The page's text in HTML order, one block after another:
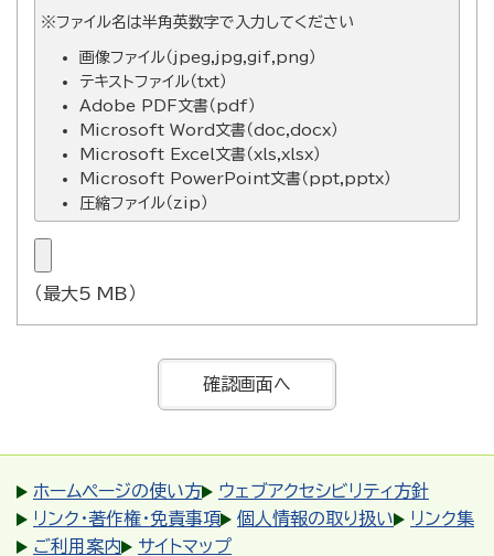
※ファイル名は半角英数字で入力してください
画像ファイル（jpeg,jpg,gif,png）
テキストファイル（txt）
Adobe PDF文書（pdf）
Microsoft Word文書（doc,docx）
Microsoft Excel文書（xls,xlsx）
Microsoft PowerPoint文書（ppt,pptx）
圧縮ファイル（zip）
（最大5 MB）
ホームページの使い方
ウェブアクセシビリティ方針
リンク・著作権・免責事項
個人情報の取り扱い
リンク集
ご利用案内
サイトマップ